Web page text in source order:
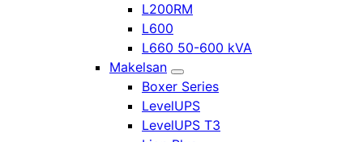
L200RM
L600
L660 50-600 kVA
Makelsan
Boxer Series
LevelUPS
LevelUPS T3